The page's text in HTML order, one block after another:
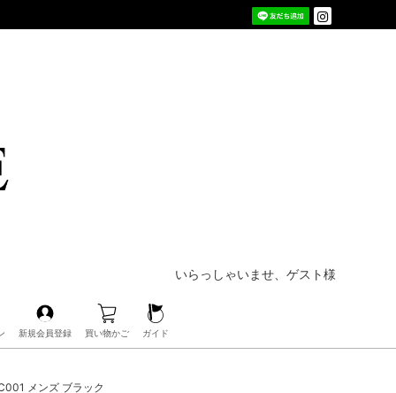
いらっしゃいませ、ゲスト様
新規会員登録 買い物かご ガイド
メンズ ブラック